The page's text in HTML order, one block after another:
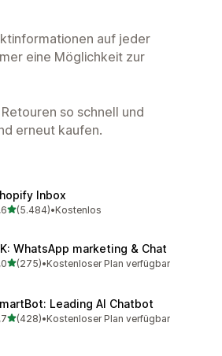
auf jeder
eine Möglichkeit zur
so schnell und
erneut kaufen.
Inbox
von 5 Sternen
(5.484)
Rezensionen insgesamt
•Kostenlos
WhatsApp marketing & Chat
von 5 Sternen
(275)
Rezensionen insgesamt
•Kostenloser Plan verfügbar
Leading AI Chatbot
von 5 Sternen
(428)
Rezensionen insgesamt
•Kostenloser Plan verfügbar